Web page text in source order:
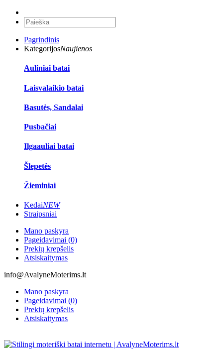
Pagrindinis
KategorijosNaujienos
Auliniai batai
Laisvalaikio batai
Basutės, Sandalai
Pusbačiai
Ilgaauliai batai
Šlepetės
Žieminiai
KedaiNEW
Straipsniai
Mano paskyra
Pageidavimai (0)
Prekių krepšelis
Atsiskaitymas
info@AvalyneMoterims.lt
Mano paskyra
Pageidavimai (0)
Prekių krepšelis
Atsiskaitymas